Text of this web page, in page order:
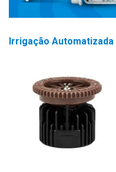
Irrigação Automatizada